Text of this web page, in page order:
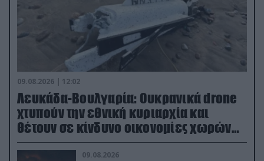
09.08.2026 | 12:02
Λευκάδα-Βουλγαρία: Ουκρανικά drone
χτυπούν την εθνική κυριαρχία και
θέτουν σε κίνδυνο οικονομίες χωρών
του ΝΑΤΟ
09.08.2026